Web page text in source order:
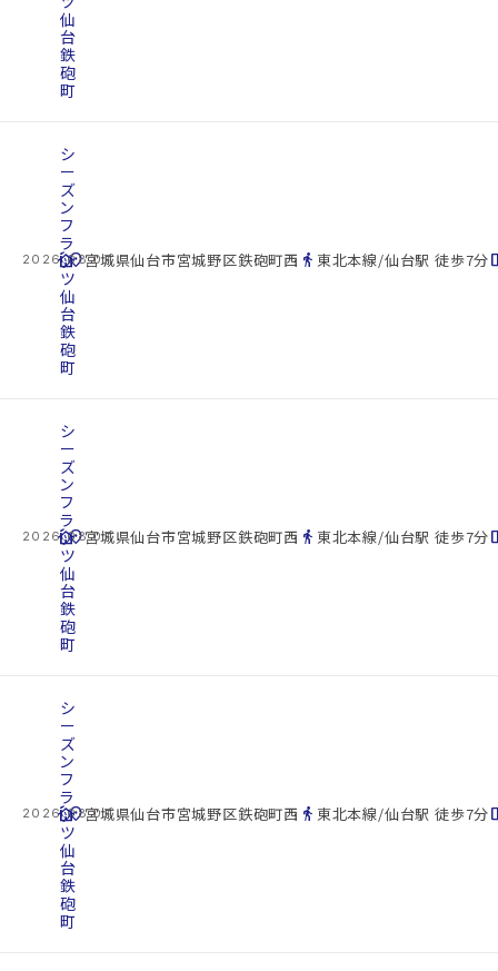
仙
台
鉄
砲
町
2026.08.07
cottage
シ
ー
ズ
ン
フ
ラ
ッ
ツ
仙
台
鉄
砲
町
location_on宮城県仙台市宮城野区鉄砲町西 directions_walk 東北本線/仙台駅 徒歩7分
2026.08.07
cottage
シ
ー
ズ
ン
フ
ラ
ッ
ツ
仙
台
鉄
砲
町
location_on宮城県仙台市宮城野区鉄砲町西 directions_walk 東北本線/仙台駅 徒歩7分
2026.08.07
cottage
シ
ー
ズ
ン
フ
ラ
ッ
ツ
仙
台
鉄
砲
町
location_on宮城県仙台市宮城野区鉄砲町西 directions_walk 東北本線/仙台駅 徒歩7分